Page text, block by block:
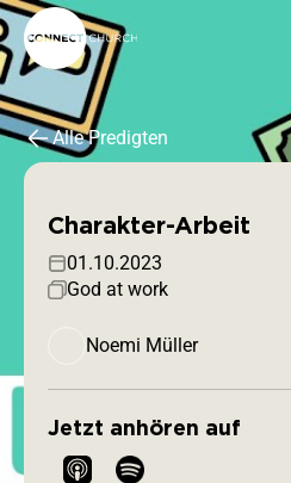
Alle Predigten
Charakter-Arbeit
01.10.2023
God at work
Noemi Müller
Jetzt anhören auf